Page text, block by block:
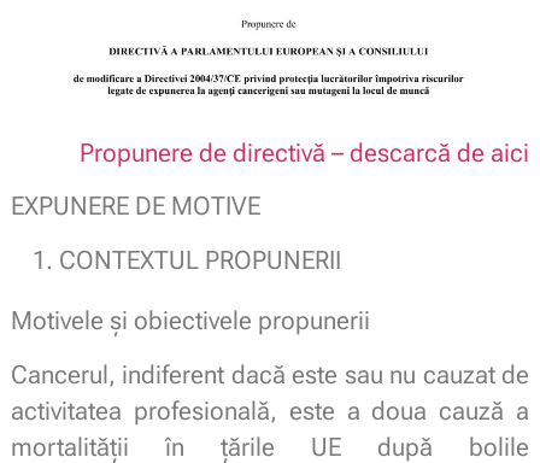
Propunere de directivă – descarcă de aici
EXPUNERE DE MOTIVE
CONTEXTUL PROPUNERII
Motivele și obiectivele propunerii
Cancerul, indiferent dacă este sau nu cauzat de
activitatea profesională, este a doua cauză a
mortalității în țările UE după bolile